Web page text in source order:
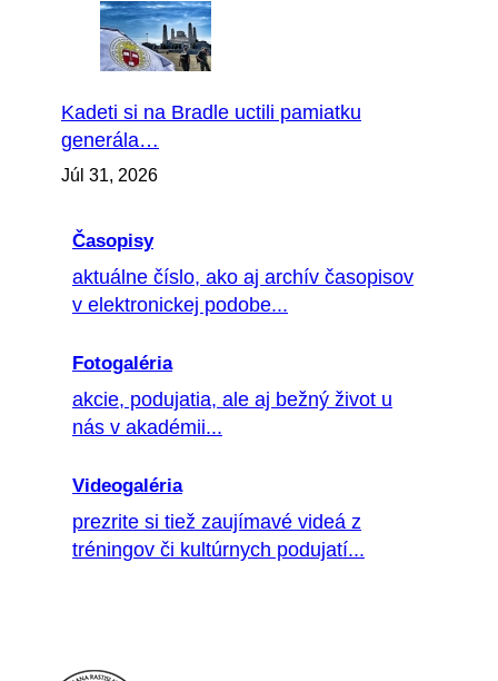
Kadeti si na Bradle uctili pamiatku
generála…
Júl 31, 2026
Časopisy
aktuálne číslo, ako aj archív časopisov
v elektronickej podobe...
Fotogaléria
akcie, podujatia, ale aj bežný život u
nás v akadémii...
Videogaléria
prezrite si tiež zaujímavé videá z
tréningov či kultúrnych podujatí...